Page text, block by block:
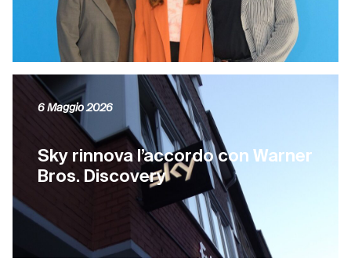
Sky rinnova l’accordo con Warner
Bros. Discovery
6 Maggio 2026